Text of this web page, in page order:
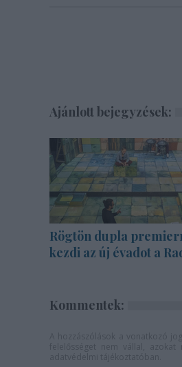
Ajánlott bejegyzések:
Rögtön dupla
kezdi az új évadot a
Kommentek: